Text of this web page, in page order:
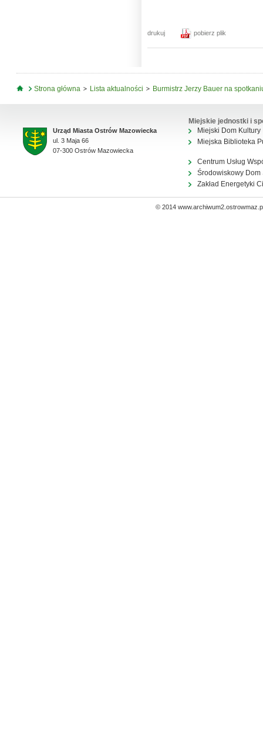
drukuj pobierz plik
Jesteś tutaj
Strona główna Lista aktualności Burmistrz Jerzy Bauer na
Urząd Miasta Ostrów Mazowiecka
ul. 3 Maja 66
07-300 Ostrów Mazowiecka
Miejskie jednostki i
Miejski Dom Kultury
Miejska Biblioteka
Centrum Usług
Środowiskowy Dom
Zakład Energetyki
© 2014